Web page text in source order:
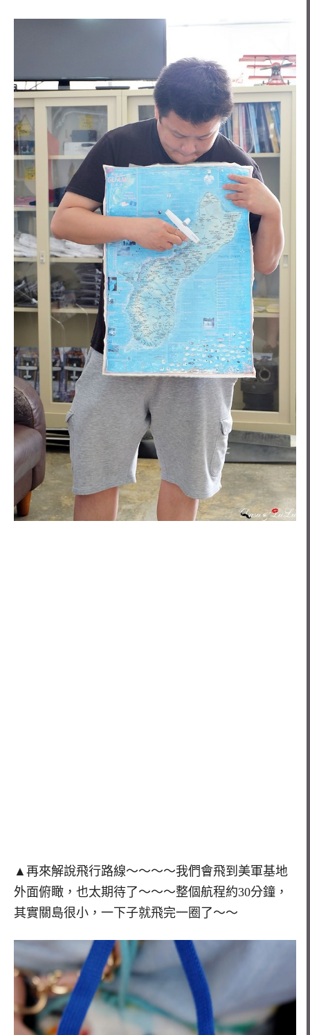
▲再來解說飛行路線～～～～我們會飛到美軍基地
外面俯瞰，也太期待了～～～整個航程約30分鐘，
其實關島很小，一下子就飛完一圈了～～